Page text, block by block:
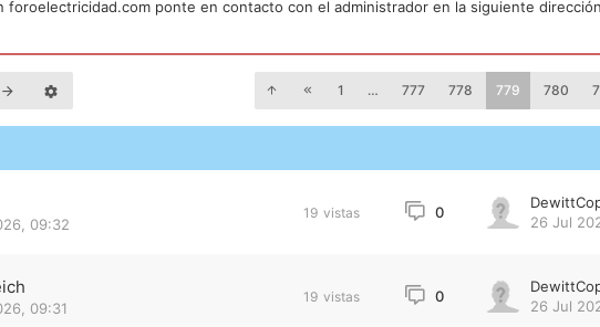
foroelectricidad.com ponte en contacto con el administrador en la siguiente
1 … 777 778 779 780
09:32
19 vistas 0
26 Jul
09:31
19 vistas 0
26 Jul